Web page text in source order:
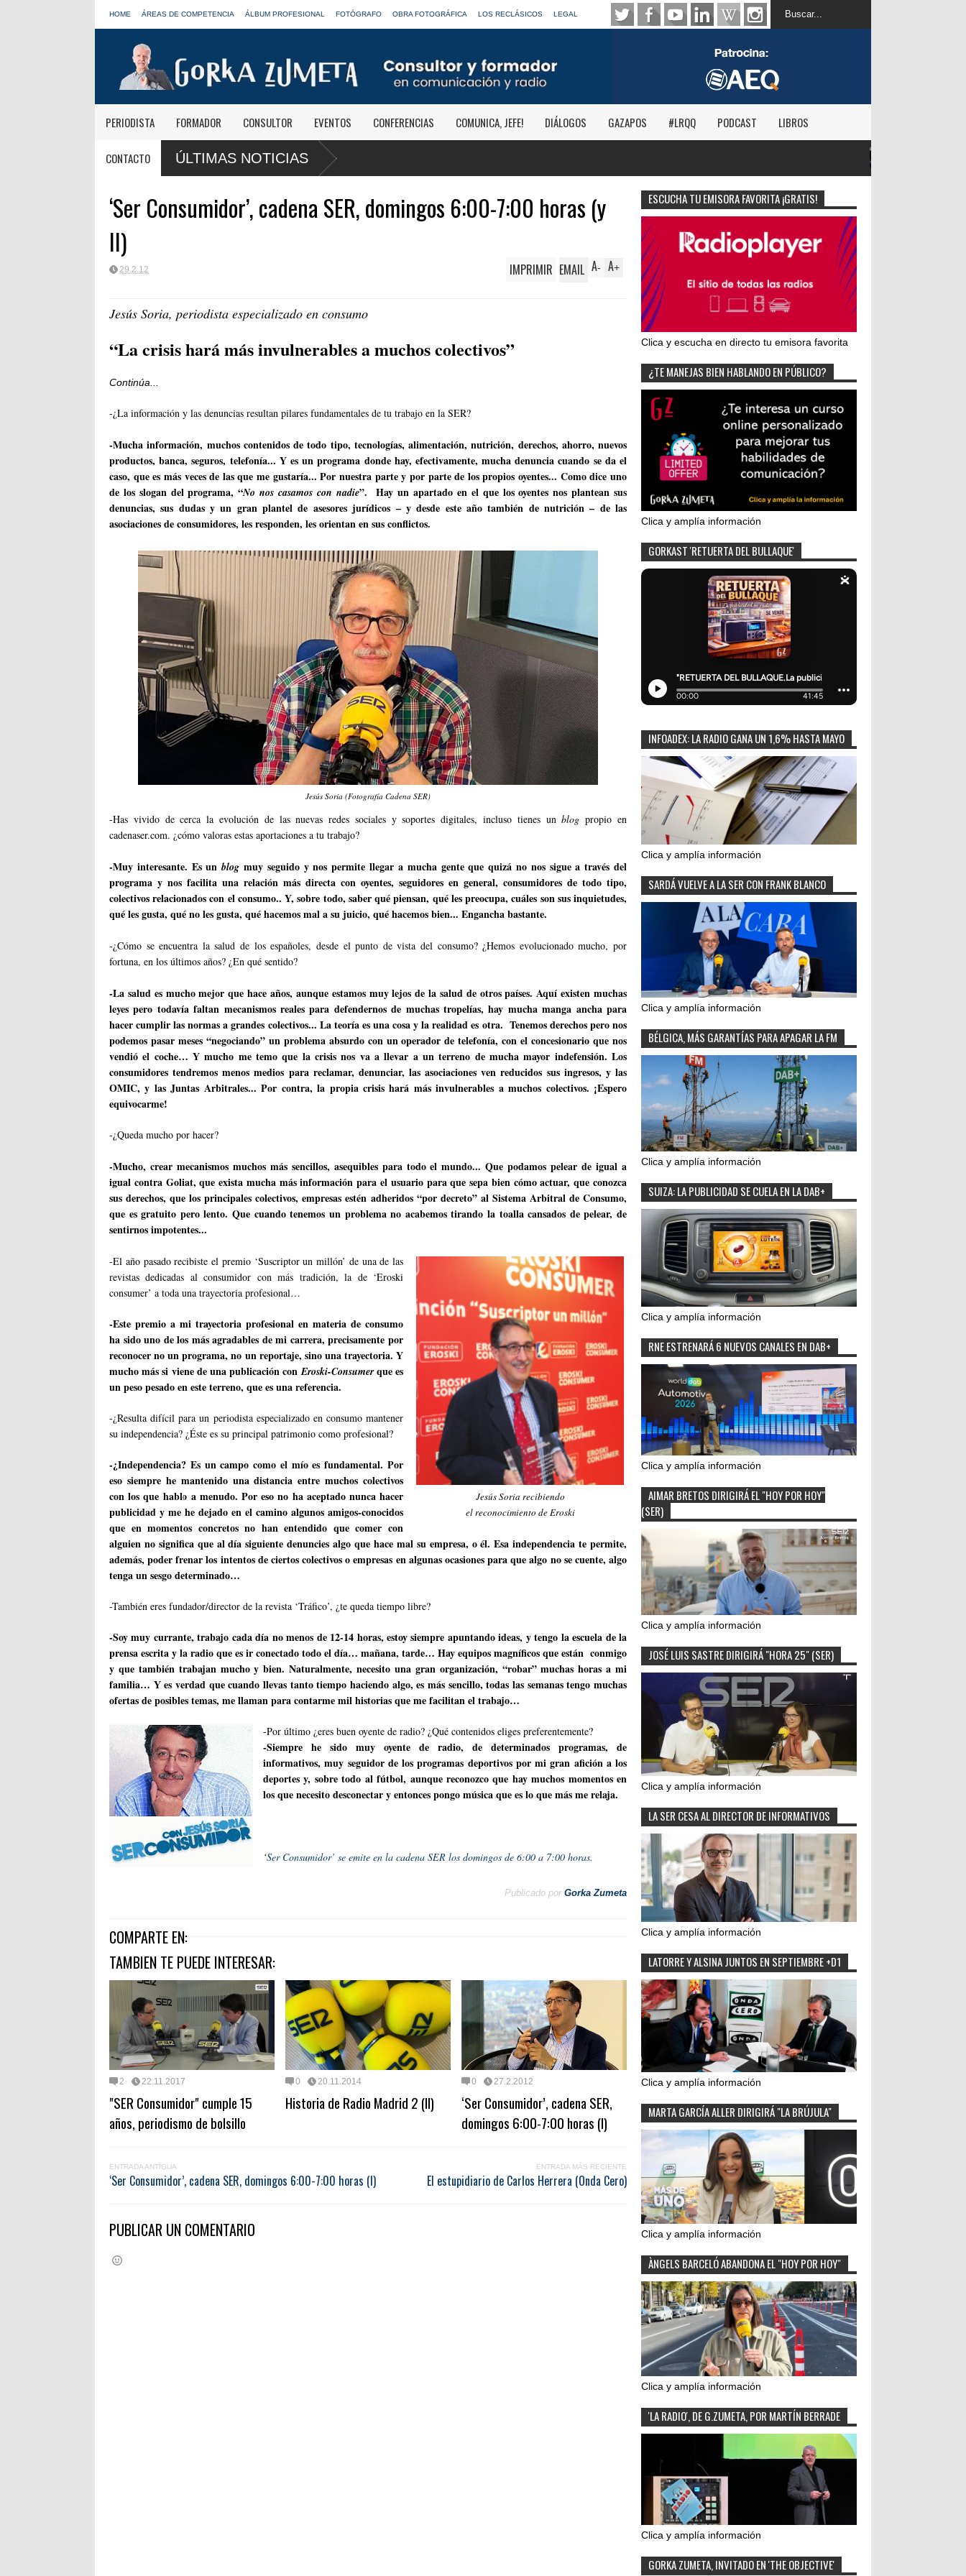
HOME ÁREAS DE COMPETENCIA ÁLBUM PROFESIONAL FOTÓGRAFO OBRA FOTOGRÁFICA LOS RECLÁSICOS LEGAL
PERIODISTA FORMADOR CONSULTOR EVENTOS CONFERENCIAS COMUNICA, JEFE! DIÁLOGOS GAZAPOS #LRQQ PODCAST LIBROS
CONTACTO ÚLTIMAS NOTICIAS
USA: Android Auto y Apple CarPlay disparan la
‘Ser Consumidor’, cadena SER, domingos 6:00-7:00 horas (y
II)
29.2.12 A+
A-
IMPRIMIR EMAIL
Jesús Soria, periodista especializado en consumo
“La crisis hará más invulnerables a muchos colectivos”
Continúa...
-¿La información y las denuncias resultan pilares fundamentales de tu trabajo en la SER?
-Mucha información, muchos contenidos de todo tipo, tecnologías, alimentación, nutrición, derechos, ahorro, nuevos
productos, banca, seguros, telefonía... Y es un programa donde hay, efectivamente, mucha denuncia cuando se da el
caso, que es más veces de las que me gustaría... Por nuestra parte y por parte de los propios oyentes... Como dice uno
de los slogan del programa, “No nos casamos con nadie”. Hay un apartado en el que los oyentes nos plantean sus
denuncias, sus dudas y un gran plantel de asesores jurídicos – y desde este año también de nutrición – de las
asociaciones de consumidores, les responden, les orientan en sus conflictos.
Jesús Soria (Fotografía Cadena SER)
-Has vivido de cerca la evolución de las nuevas redes sociales y soportes digitales, incluso tienes unblog propio en
cadenaser.com. ¿cómo valoras estas aportaciones a tu trabajo?
-Muy interesante. Es unblog muy seguido y nos permite llegar a mucha gente que quizá no nos sigue a través del
programa y nos facilita una relación más directa con oyentes, seguidores en general, consumidores de todo tipo,
colectivos relacionados con el consumo.. Y, sobre todo, saber qué piensan, qué les preocupa, cuáles son sus inquietudes,
qué les gusta, qué no les gusta, qué hacemos mal a su juicio, qué hacemos bien... Engancha bastante.
-¿Cómo se encuentra la salud de los españoles, desde el punto de vista del consumo? ¿Hemos evolucionado mucho, por
fortuna, en los últimos años? ¿En qué sentido?
-La salud es mucho mejor que hace años, aunque estamos muy lejos de la salud de otros países. Aquí existen muchas
leyes pero todavía faltan mecanismos reales para defendernos de muchas tropelías, hay mucha manga ancha para
hacer cumplir las normas a grandes colectivos... La teoría es una cosa y la realidad es otra. Tenemos derechos pero nos
podemos pasar meses “negociando” un problema absurdo con un operador de telefonía, con el concesionario que nos
vendió el coche… Y mucho me temo que la crisis nos va a llevar a un terreno de mucha mayor indefensión. Los
consumidores tendremos menos medios para reclamar, denunciar, las asociaciones ven reducidos sus ingresos, y las
OMIC, y las Juntas Arbitrales... Por contra, la propia crisis hará más invulnerables a muchos colectivos. ¡Espero
equivocarme!
-¿Queda mucho por hacer?
-Mucho, crear mecanismos muchos más sencillos, asequibles para todo el mundo... Que podamos pelear de igual a
igual contra Goliat, que exista mucha más información para el usuario para que sepa bien cómo actuar, que conozca
sus derechos, que los principales colectivos, empresas estén adheridos “por decreto” al Sistema Arbitral de Consumo,
que es gratuito pero lento. Que cuando tenemos un problema no acabemos tirando la toalla cansados de pelear, de
sentirnos impotentes...
Jesús Soria recibiendo
el reconocimiento de Eroski
-El año pasado recibiste el premio ‘Suscriptor un millón’ de una de las
revistas dedicadas al consumidor con más tradición, la de ‘Eroski
consumer’ a toda una trayectoria profesional…
-Este premio a mi trayectoria profesional en materia de consumo
ha sido uno de los más agradables de mi carrera, precisamente por
reconocer no un programa, no un reportaje, sino una trayectoria. Y
mucho más si viene de una publicación conEroski-Consumerque es
un peso pesado en este terreno, que es una referencia.
-¿Resulta difícil para un periodista especializado en consumo mantener
su independencia? ¿Éste es su principal patrimonio como profesional?
-¿Independencia? Es un campo como el mío es fundamental. Por
eso siempre he mantenido una distancia entre muchos colectivos
con los que hablo a menudo. Por eso no ha aceptado nunca hacer
publicidad y me he dejado en el camino algunos amigos-conocidos
que en momentos concretos no han entendido que comer con
alguien no significa que al día siguiente denuncies algo que hace mal su empresa, o él. Esa independencia te permite,
además, poder frenar los intentos de ciertos colectivos o empresas en algunas ocasiones para que algo no se cuente, algo
tenga un sesgo determinado…
-También eres fundador/director de la revista ‘Tráfico’, ¿te queda tiempo libre?
-Soy muy currante, trabajo cada día no menos de 12-14 horas, estoy siempre apuntando ideas, y tengo la escuela de la
prensa escrita y la radio que es ir conectado todo el día… mañana, tarde… Hay equipos magníficos que están conmigo
y que también trabajan mucho y bien. Naturalmente, necesito una gran organización, “robar” muchas horas a mi
familia… Y es verdad que cuando llevas tanto tiempo haciendo algo, es más sencillo, todas las semanas tengo muchas
ofertas de posibles temas, me llaman para contarme mil historias que me facilitan el trabajo…
-Por último ¿eres buen oyente de radio? ¿Qué contenidos eliges preferentemente?
-Siempre he sido muy oyente de radio, de determinados programas, de
informativos, muy seguidor de los programas deportivos por mi gran afición a los
deportes y, sobre todo al fútbol, aunque reconozco que hay muchos momentos en
los que necesito desconectar y entonces pongo música que es lo que más me relaja.
‘Ser Consumidor’ se emite en la cadena SER los domingos de 6:00 a 7:00 horas.
Publicado por Gorka Zumeta
COMPARTE EN:
TAMBIEN TE PUEDE INTERESAR:
2 22.11.2017
"SER Consumidor" cumple 15
años, periodismo de bolsillo
0 20.11.2014
Historia de Radio Madrid 2 (II)
0 27.2.2012
‘Ser Consumidor’, cadena SER,
domingos 6:00-7:00 horas (I)
ENTRADA ANTIGUA
‘Ser Consumidor’, cadena SER, domingos 6:00-7:00 horas (I)
ENTRADA MÁS RECIENTE
El estupidiario de Carlos Herrera (Onda Cero)
PUBLICAR UN COMENTARIO
ESCUCHA TU EMISORA FAVORITA ¡GRATIS!
Clica y escucha en directo tu emisora favorita
¿TE MANEJAS BIEN HABLANDO EN PÚBLICO?
Clica y amplía información
GORKAST 'RETUERTA DEL BULLAQUE'
INFOADEX: LA RADIO GANA UN 1,6% HASTA MAYO
Clica y amplía información
SARDÁ VUELVE A LA SER CON FRANK BLANCO
Clica y amplía información
BÉLGICA, MÁS GARANTÍAS PARA APAGAR LA FM
Clica y amplía información
SUIZA: LA PUBLICIDAD SE CUELA EN LA DAB+
Clica y amplía información
RNE ESTRENARÁ 6 NUEVOS CANALES EN DAB+
Clica y amplía información
AIMAR BRETOS DIRIGIRÁ EL "HOY POR HOY"
(SER)
Clica y amplía información
JOSÉ LUIS SASTRE DIRIGIRÁ "HORA 25" (SER)
Clica y amplía información
LA SER CESA AL DIRECTOR DE INFORMATIVOS
Clica y amplía información
LATORRE Y ALSINA JUNTOS EN SEPTIEMBRE +D1
Clica y amplía información
MARTA GARCÍA ALLER DIRIGIRÁ "LA BRÚJULA"
Clica y amplía información
ÀNGELS BARCELÓ ABANDONA EL "HOY POR HOY"
Clica y amplía información
'LA RADIO', DE G.ZUMETA, POR MARTÍN BERRADE
Clica y amplía información
GORKA ZUMETA, INVITADO EN 'THE OBJECTIVE'